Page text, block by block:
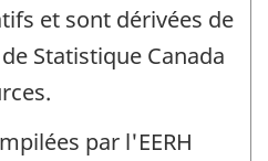
et sont dérivées de
Statistique Canada
par l'EERH